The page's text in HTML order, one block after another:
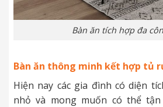
Bàn ăn tích hợp đa
Bàn ăn thông minh kết hợp tủ
Hiện nay các gia đình có diện
nhỏ và mong muốn có thể